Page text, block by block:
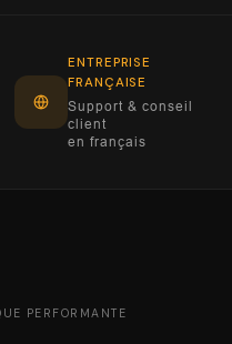
ENTREPRISE
FRANÇAISE
Support & conseil
client
en français
PERFORMANTE